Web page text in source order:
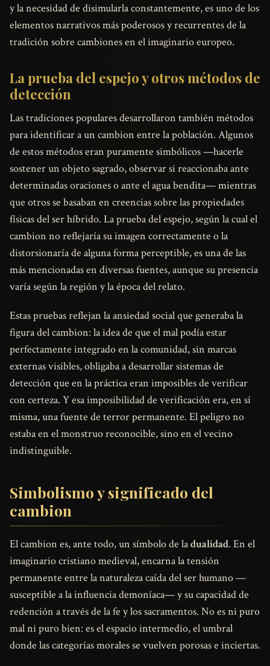
y la necesidad de disimularla constantemente, es uno de los
elementos narrativos más poderosos y recurrentes de la
tradición sobre cambiones en el imaginario europeo.
La prueba del espejo y otros métodos de
detección
Las tradiciones populares desarrollaron también métodos
para identificar a un cambion entre la población. Algunos
de estos métodos eran puramente simbólicos —hacerle
sostener un objeto sagrado, observar si reaccionaba ante
determinadas oraciones o ante el agua bendita— mientras
que otros se basaban en creencias sobre las propiedades
físicas del ser híbrido. La prueba del espejo, según la cual el
cambion no reflejaría su imagen correctamente o la
distorsionaría de alguna forma perceptible, es una de las
más mencionadas en diversas fuentes, aunque su presencia
varía según la región y la época del relato.
Estas pruebas reflejan la ansiedad social que generaba la
figura del cambion: la idea de que el mal podía estar
perfectamente integrado en la comunidad, sin marcas
externas visibles, obligaba a desarrollar sistemas de
detección que en la práctica eran imposibles de verificar
con certeza. Y esa imposibilidad de verificación era, en sí
misma, una fuente de terror permanente. El peligro no
estaba en el monstruo reconocible, sino en el vecino
indistinguible.
Simbolismo y significado del
cambion
El cambion es, ante todo, un símbolo de ladualidad. En el
imaginario cristiano medieval, encarna la tensión
permanente entre la naturaleza caída del ser humano —
susceptible a la influencia demoníaca— y su capacidad de
redención a través de la fe y los sacramentos. No es ni puro
mal ni puro bien: es el espacio intermedio, el umbral
donde las categorías morales se vuelven porosas e inciertas.